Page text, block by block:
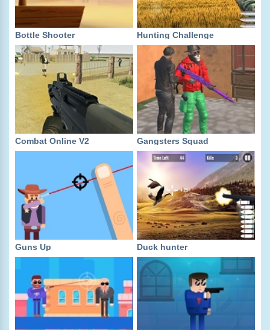
Bottle Shooter Hunting Challenge
Combat Online V2 Gangsters Squad
Guns Up Duck hunter